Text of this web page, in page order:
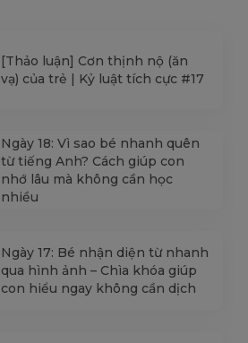
[Thảo luận] Cơn thịnh nộ (ăn
vạ) của trẻ | Kỷ luật tích cực #17
Ngày 18: Vì sao bé nhanh quên
từ tiếng Anh? Cách giúp con
nhớ lâu mà không cần học
nhiều
Ngày 17: Bé nhận diện từ nhanh
qua hình ảnh – Chìa khóa giúp
con hiểu ngay không cần dịch